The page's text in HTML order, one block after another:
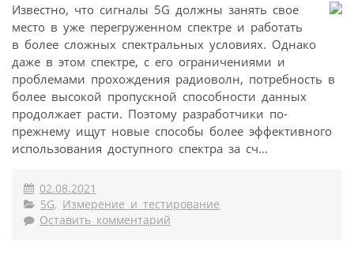
Известно, что сигналы 5G должны занять свое
место в уже перегруженном спектре и работать
в более сложных спектральных условиях. Однако
даже в этом спектре, с его ограничениями и
проблемами прохождения радиоволн, потребность в
более высокой пропускной способности данных
продолжает расти. Поэтому разработчики по-
прежнему ищут новые способы более эффективного
использования доступного спектра за сч...
02.08.2021
5G, Измерение и тестирование
Оставить комментарий